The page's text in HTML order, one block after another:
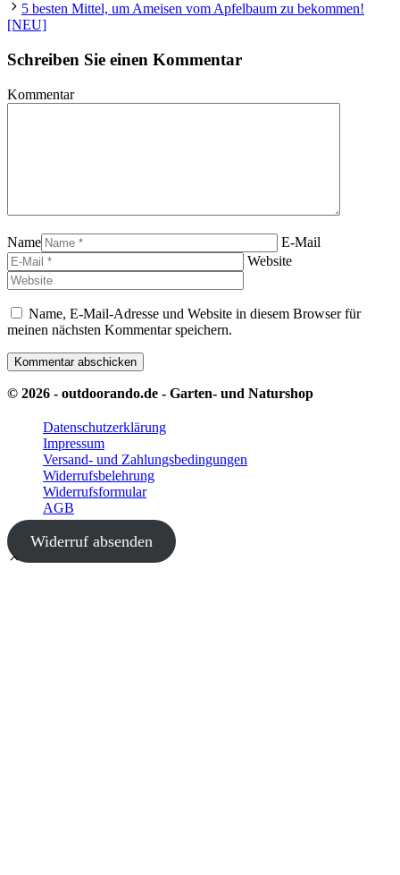
5 besten Mittel, um Ameisen vom Apfelbaum zu bekommen!
[NEU]
Schreiben Sie einen Kommentar
Kommentar
Name
E-Mail
Website
Name, E-Mail-Adresse und Website in diesem Browser für
meinen nächsten Kommentar speichern.
© 2026 - outdoorando.de - Garten- und Naturshop
Datenschutzerklärung
Impressum
Versand- und Zahlungsbedingungen
Widerrufsbelehrung
Widerrufsformular
AGB
Widerruf absenden